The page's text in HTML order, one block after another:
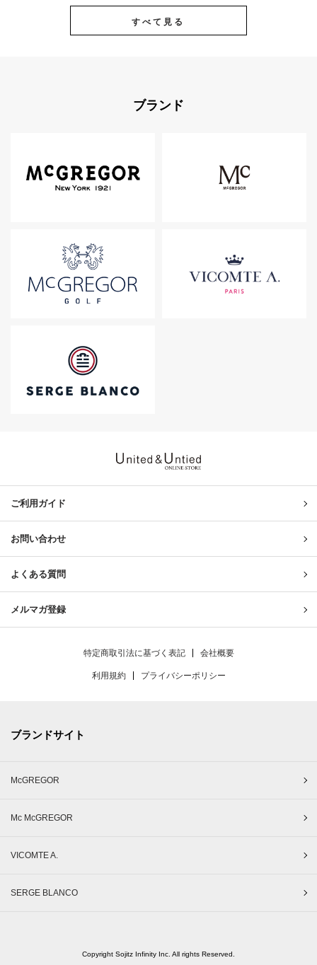
すべて見る
ブランド
ご利用ガイド
お問い合わせ
よくある質問
メルマガ登録
特定商取引法に基づく表記 会社概要
利用規約 プライバシーポリシー
ブランドサイト
McGREGOR
Mc McGREGOR
VICOMTE A.
SERGE BLANCO
Copyright Sojitz Infinity Inc. All rights Reserved.